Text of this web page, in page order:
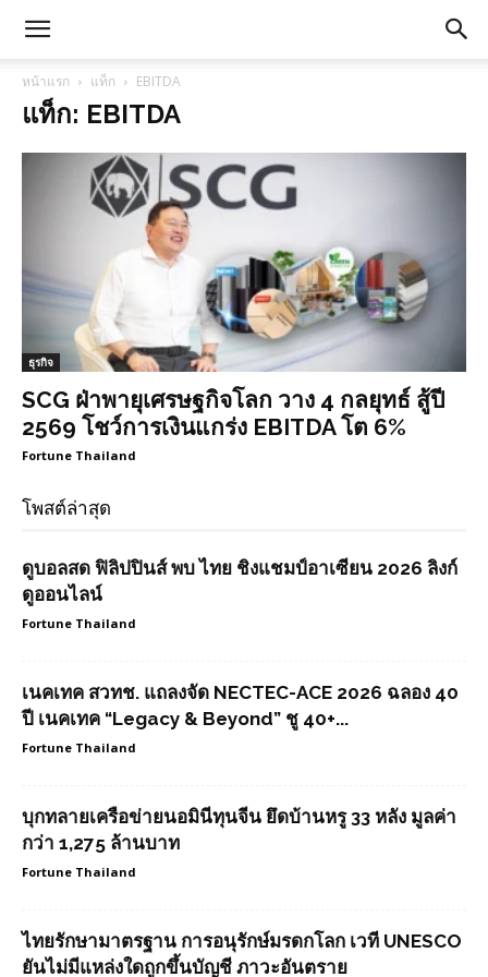
หน้าแรก แท็ก EBITDA
แท็ก: EBITDA
ธุรกิจ
SCG ฝ่าพายุเศรษฐกิจโลก วาง 4 กลยุทธ์ สู้ปี
2569 โชว์การเงินแกร่ง EBITDA โต 6%
Fortune Thailand
โพสต์ล่าสุด
ดูบอลสด ฟิลิปปินส์ พบ ไทย ชิงแชมป์อาเซียน 2026 ลิงก์
ดูออนไลน์
Fortune Thailand
เนคเทค สวทช. แถลงจัด NECTEC-ACE 2026 ฉลอง 40
ปี เนคเทค “Legacy & Beyond” ชู 40+...
Fortune Thailand
บุกทลายเครือข่ายนอมินีทุนจีน ยึดบ้านหรู 33 หลัง มูลค่า
กว่า 1,275 ล้านบาท
Fortune Thailand
ไทยรักษามาตรฐาน การอนุรักษ์มรดกโลก เวที UNESCO
ยันไม่มีแหล่งใดถูกขึ้นบัญชี ภาวะอันตราย